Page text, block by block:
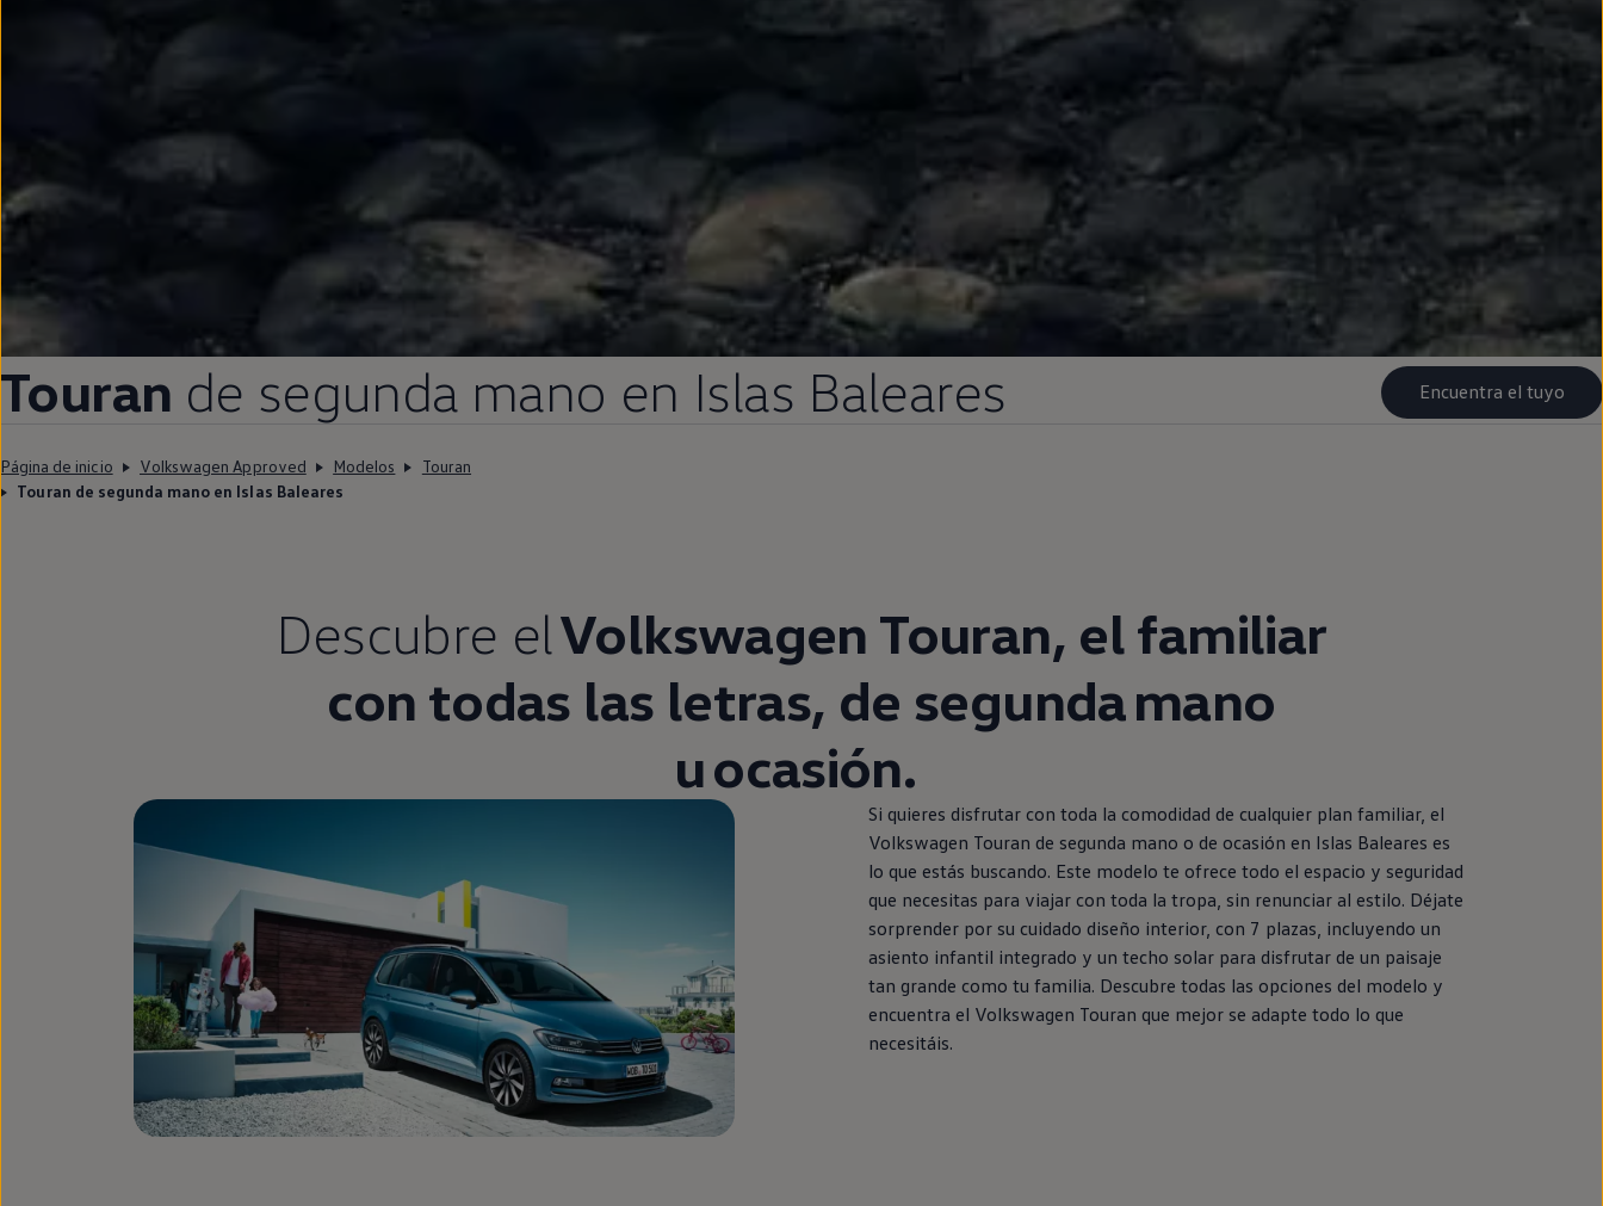
Touran de segunda mano en Islas Baleares Encuentra el tuyo
Página de inicio Volkswagen Approved Modelos
Touran
Touran de segunda mano en Islas Baleares
Descubre elVolkswagen Touran, el familiar
con todas las letras, de segundamano
u ocasión.
Si quieres disfrutar con toda la comodidad de cualquier plan familiar, el
Volkswagen Touran de segunda mano o de ocasión en Islas Baleares es
lo que estás buscando. Este modelo te ofrece todo el espacio y seguridad
que necesitas para viajar con toda la tropa, sin renunciar al estilo. Déjate
sorprender por su cuidado diseño interior, con 7 plazas, incluyendo un
asiento infantil integrado y un techo solar para disfrutar de un paisaje
tan grande como tu familia. Descubre todas las opciones del modelo y
encuentra el Volkswagen Touran que mejor se adapte todo lo que
necesitáis.